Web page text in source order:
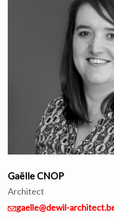
Gaëlle CNOP
Architect
gaelle@dewil-